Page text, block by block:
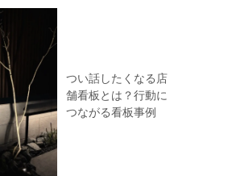
つい話したくなる店
舗看板とは？行動に
つながる看板事例